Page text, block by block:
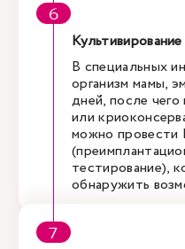
В специальных
организм мамы,
дней, после
или
можно
тестирование),
обнаружить